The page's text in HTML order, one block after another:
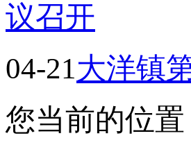
议召开
04-21大洋镇
您当前的位置